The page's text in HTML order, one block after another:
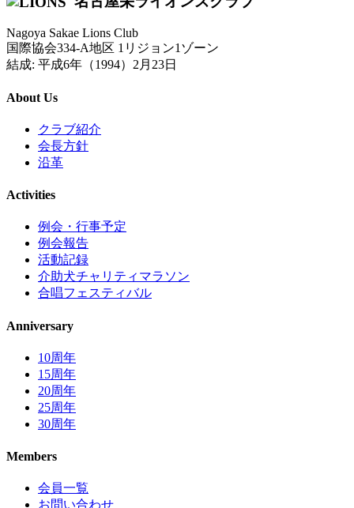
Nagoya Sakae Lions Club
国際協会334-A地区 1リジョン1ゾーン
結成: 平成6年（1994）2月23日
About Us
クラブ紹介
会長方針
沿革
Activities
例会・行事予定
例会報告
活動記録
介助犬チャリティマラソン
合唱フェスティバル
Anniversary
10周年
15周年
20周年
25周年
30周年
Members
会員一覧
お問い合わせ